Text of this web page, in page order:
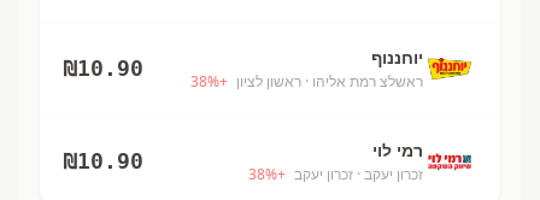
יוחננוף
ראשלצ רמת אליהו · ראשון לציון +
38%
₪10.90
רמי לוי
זכרון יעקב · זכרון יעקב +
38%
₪10.90